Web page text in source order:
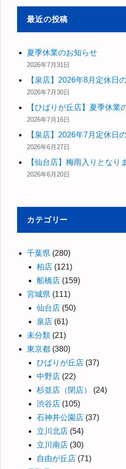
象:
最近の投稿
夏季休業のお知らせ
2026年7月31日
【泉店】2026年8月定休日
2026年7月30日
【ひばりが丘店】夏季休業
2026年7月16日
【泉店】2026年7月定休日
2026年6月27日
【仙台店】梅雨入りとなり
2026年6月20日
カテゴリー
千葉県 (280)
柏店 (121)
船橋店 (159)
宮城県 (111)
仙台店 (50)
泉店 (61)
未分類 (21)
東京都 (380)
ひばりが丘店 (37)
中野店 (22)
杉並店（閉店）
(24)
渋谷店 (105)
石神井公園店 (37)
立川北店 (54)
立川南店 (30)
自由が丘店 (71)